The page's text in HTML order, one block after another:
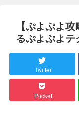
【ぷよぷよ
るぷよぷよテ
Twitter
Pocket